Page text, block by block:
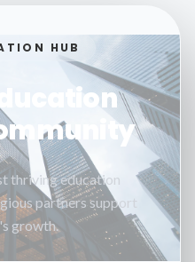
HUB
thriving education
partners support
growth.